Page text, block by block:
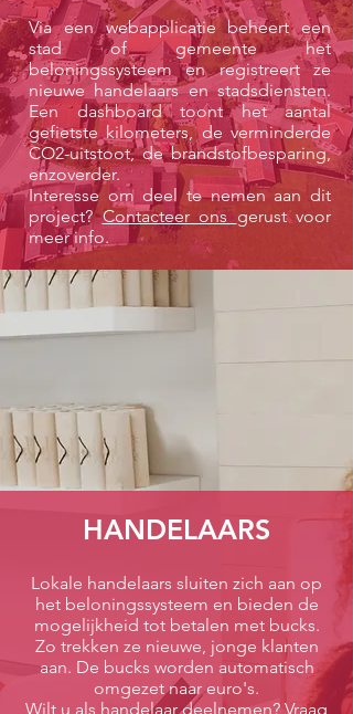
Via een webapplicatie beheert een
stad of gemeente het
beloningssysteem en registreert ze
nieuwe handelaars en stadsdiensten.
Een dashboard toont het aantal
gefietste kilometers, de verminderde
CO2-uitstoot, de brandstofbesparing,
enzoverder.
Interesse om deel te nemen aan dit
project?Contacteer ons gerust voor
meer info.
HANDELAARS
Lokale handelaars sluiten zich aan op
het beloningssysteem en bieden de
mogelijkheid tot betalen met bucks.
Zo trekken ze nieuwe, jonge klanten
aan. De bucks worden automatisch
omgezet naar euro's.
Wilt u als handelaar deelnemen? Vraag